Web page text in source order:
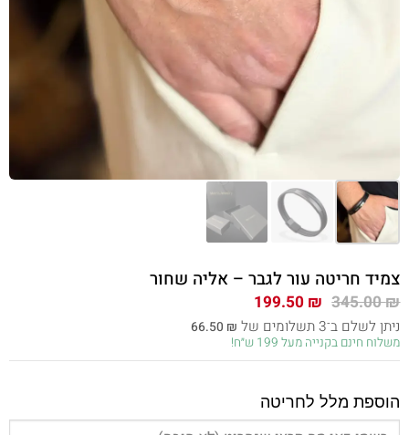
צמיד חריטה עור לגבר – אליה שחור
345.00₪ המחיר
המקורי
היה:
345.00 ₪.
199.50₪ המחיר
הנוכחי
הוא:
199.50 ₪.
ניתן לשלם ב־3 תשלומים של 66.50₪
משלוח חינם בקנייה מעל 199 ש״ח!
הוספת מלל לחריטה